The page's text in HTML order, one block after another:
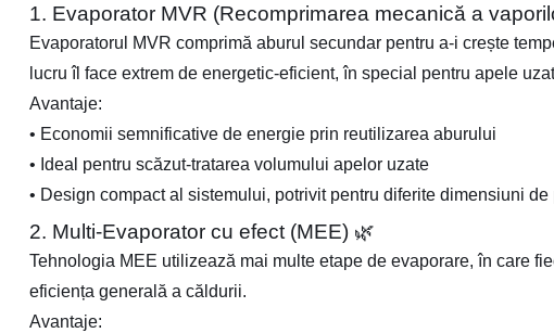
1. Evaporator MVR (Recomprimarea mecanică a
Evaporatorul MVR comprimă aburul secundar pentru a-i crește
lucru îl face extrem de energetic-eficient, în special pentru apele
Avantaje:
• Economii semnificative de energie prin reutilizarea aburului
• Ideal pentru scăzut-tratarea volumului apelor uzate
• Design compact al sistemului, potrivit pentru diferite dimensiuni de
2. Multi-Evaporator cu efect (MEE) 🌿
Tehnologia MEE utilizează mai multe etape de evaporare, în care
eficiența generală a căldurii.
Avantaje: